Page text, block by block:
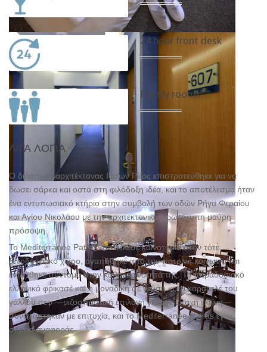
24 hour front desk
Family rooms
ΛΊΓΑ ΛΌΓΙΑ
Ο διάσημος αρχιτέκτονας Ιάσων Ρίζος επιστρατεύθηκε για να
δώσει σάρκα και οστά στη φιλόδοξη ιδέα, και το αποτέλεσμα ήταν
ένα εντυπωσιακό κτήριο στην συμβολή των οδών Ρήγα Φεραίου
και Αγίου Νικολάου με την αρχιτεκτονικά πρωτότυπη μαύρη
πρόσοψη.
Το Mediterranée Patras αποτέλεσε καινοτομία στον τότε
ξενοδοχειακό χώρο, αγαπήθηκε από την πατρινή κοινωνία και
εντάχθηκε σύντομα στην καθημερινότητά της. Το παραδοσιακό
ελληνικό φρικασέ και η μοναδική σε γεύση κρεμ καραμελέ του
γάλλου σεφ ―ριζοσπαστική επιλογή για την εποχή εκείνη―
συνδυάστηκαν με επιτυχία, και το Mediterranée Patras έγινε
σημείο αναφοράς.